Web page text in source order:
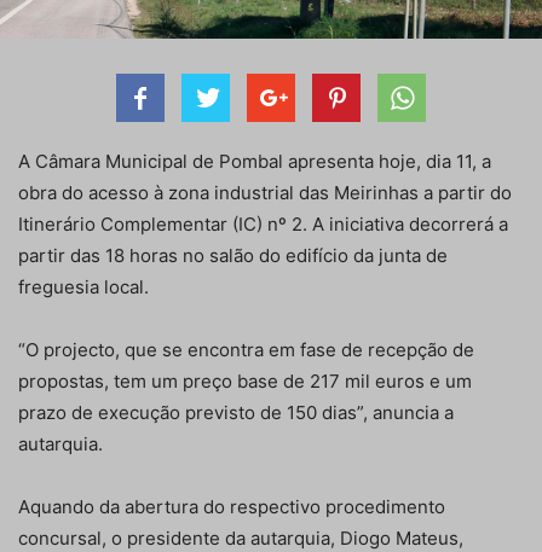
A Câmara Municipal de Pombal apresenta hoje, dia 11, a
obra do acesso à zona industrial das Meirinhas a partir do
Itinerário Complementar (IC) nº 2. A iniciativa decorrerá a
partir das 18 horas no salão do edifício da junta de
freguesia local.
“O projecto, que se encontra em fase de recepção de
propostas, tem um preço base de 217 mil euros e um
prazo de execução previsto de 150 dias”, anuncia a
autarquia.
Aquando da abertura do respectivo procedimento
concursal, o presidente da autarquia, Diogo Mateus,